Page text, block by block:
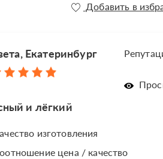
Добавить в
Екатеринбург
и лёгкий
изготовления
цена / качество